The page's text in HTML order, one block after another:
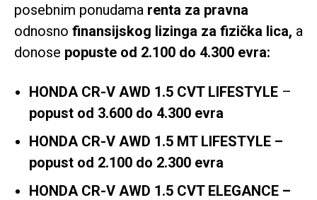
posebnim ponudama renta za pravna
odnosno finansijskog lizinga za fizička lica, a
donose popuste od 2.100 do 4.300 evra:
HONDA CR-V AWD 1.5 CVT LIFESTYLE –
popust od 3.600 do 4.300 evra
HONDA CR-V AWD 1.5 MT LIFESTYLE –
popust od 2.100 do 2.300 evra
HONDA CR-V AWD 1.5 CVT ELEGANCE –